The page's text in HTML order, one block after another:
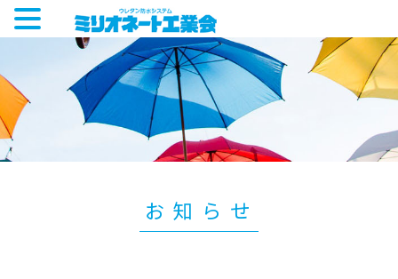
お知らせ